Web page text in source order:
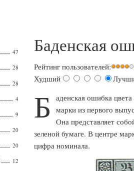
Баденская
Рейтинг пользователей:
Худший
Б
аденская ошибка
марки из первого
Она представляет
зеленой бумаге. В центре
цифра номинала.
47
28
28
4
9
20
20
12